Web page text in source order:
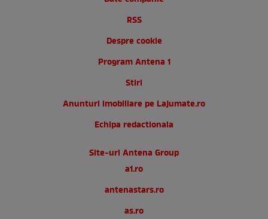
RSS
Despre cookie
Program Antena 1
Stiri
Anunturi imobiliare pe Lajumate.ro
Echipa redactionala
Site-uri Antena Group
a1.ro
antenastars.ro
as.ro